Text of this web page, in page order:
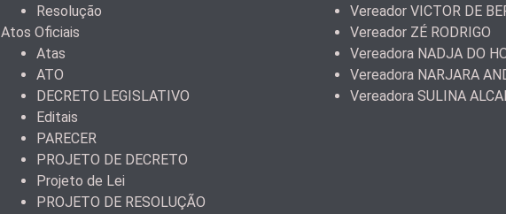
Resolução
Atos Oficiais
Atas
ATO
DECRETO LEGISLATIVO
Editais
PARECER
PROJETO DE DECRETO
Projeto de Lei
PROJETO DE RESOLUÇÃO
Vereador VICTOR DE
Vereador ZÉ RODRIGO
Vereadora NADJA DO
Vereadora NARJARA
Vereadora SULINA